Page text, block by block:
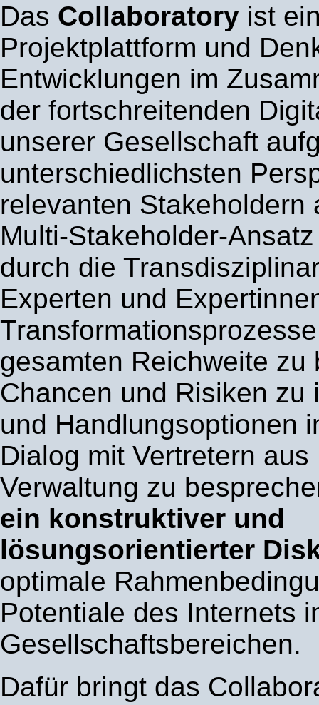
Das Collaboratory ist
Projektplattform und
Entwicklungen im
der fortschreitenden
unserer Gesellschaft
unterschiedlichsten
relevanten Stakeholdern
Multi-Stakeholder-
durch die
Experten und
gesamten Reichweite zu
Chancen und Risiken zu
und Handlungsoptionen
Dialog mit Vertretern
Verwaltung zu
ein konstruktiver und
lösungsorientierter
optimale
Potentiale des Internets
Gesellschaftsbereichen.
Dafür bringt das